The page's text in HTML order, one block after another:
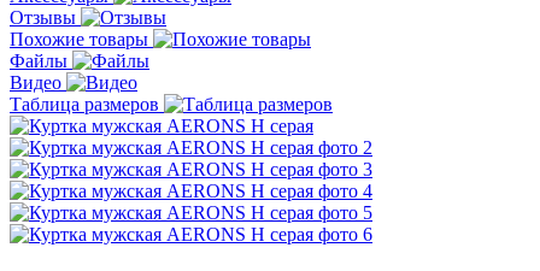
Отзывы
Похожие товары
Файлы
Видео
Таблица размеров